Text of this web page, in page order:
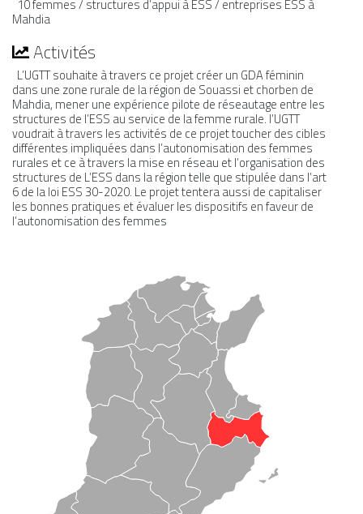
Mahdia
Activités
L’UGTT souhaite à travers ce projet créer un GDA féminin
dans une zone rurale de la région de Souassi et chorben de
Mahdia, mener une expérience pilote de réseautage entre les
structures de l’ESS au service de la femme rurale. l’UGTT
voudrait à travers les activités de ce projet toucher des cibles
différentes impliquées dans l’autonomisation des femmes
rurales et ce à travers la mise en réseau et l’organisation des
structures de L’ESS dans la région telle que stipulée dans l’art
6 de la loi ESS 30-2020. Le projet tentera aussi de capitaliser
les bonnes pratiques et évaluer les dispositifs en faveur de
l’autonomisation des femmes